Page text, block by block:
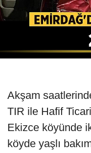
Akşam
TIR ile Hafif
Ekizce köyünde
köyde yaşlı